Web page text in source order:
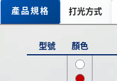
產品規格 打光方式
型號 顏色